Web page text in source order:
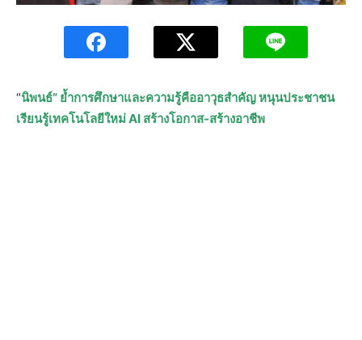
“นิพนธ์” ย้ำการศึกษาและความรู้คืออาวุธสำคัญ หนุนประชาชน
เรียนรู้เทคโนโลยีใหม่ AI สร้างโอกาส-สร้างอาชีพ